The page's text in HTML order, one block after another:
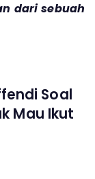
dari sebuah
Soal
Mau Ikut